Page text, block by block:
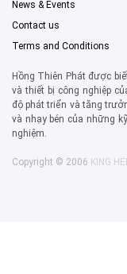
News & Events
Contact us
Terms and Conditions
Hồng Thiên Phát được
và thiết bị công nghiệp
độ phát triển và tăng
và nhạy bén của những
nghiệm.
Copyright © 2006 KING